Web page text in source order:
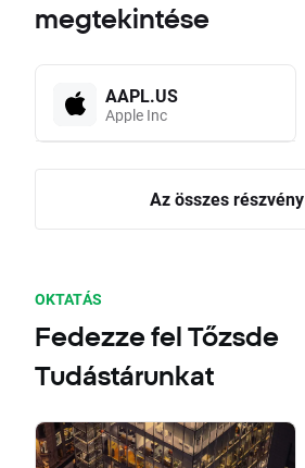
megtekintése
AAPL.US
Apple Inc
Az összes részvény
OKTATÁS
Fedezze fel Tőzsde
Tudástárunkat